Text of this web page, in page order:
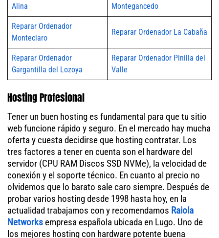
Alina
Montegancedo
Reparar Ordenador
Monteclaro
Reparar Ordenador La Cabaña
Reparar Ordenador
Gargantilla del Lozoya
Reparar Ordenador Pinilla del
Valle
Hosting Profesional
Tener un buen hosting es fundamental para que tu sitio
web funcione rápido y seguro. En el mercado hay mucha
oferta y cuesta decidirse que hosting contratar. Los
tres factores a tener en cuenta son el hardware del
servidor (CPU RAM Discos SSD NVMe), la velocidad de
conexión y el soporte técnico. En cuanto al precio no
olvidemos que lo barato sale caro siempre. Después de
probar varios hosting desde 1998 hasta hoy, en la
actualidad trabajamos con y recomendamos Raiola
Networks empresa española ubicada en Lugo. Uno de
los mejores hosting con hardware potente buena